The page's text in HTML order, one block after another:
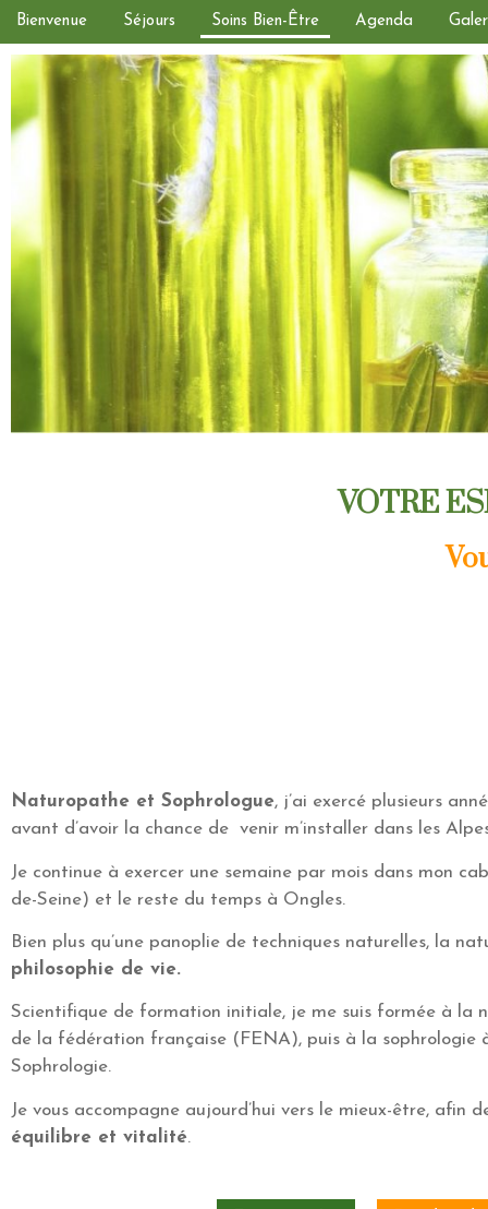
Bienvenue Séjours Soins Bien-Être Agenda
VOTRE
Naturopathe et Sophrologue, j’ai exercé plusieurs
avant d’avoir la chance de venir m’installer dans les
Je continue à exercer une semaine par mois dans mon
de-Seine) et le reste du temps à Ongles.
Bien plus qu’une panoplie de techniques naturelles, la
philosophie de vie.
Scientifique de formation initiale, je me suis formée à la
de la fédération française (FENA), puis à la sophrologie
Sophrologie.
Je vous accompagne aujourd’hui vers le mieux-être, afin
équilibre et vitalité.